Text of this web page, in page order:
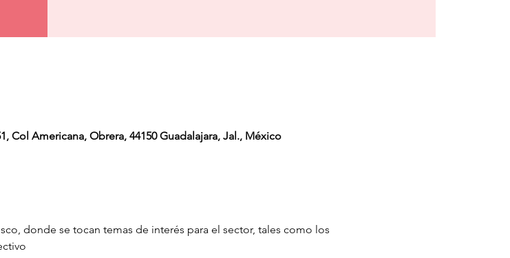
Col Americana, Obrera, 44150 Guadalajara, Jal., México
donde se tocan temas de interés para el sector, tales como los